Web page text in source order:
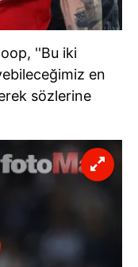
''Bu iki
en
sözlerine